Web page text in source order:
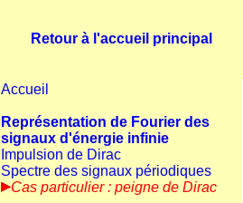
Retour à l'accueil principal
Accueil
Représentation de Fourier des
signaux d'énergie infinie
Impulsion de Dirac
Spectre des signaux périodiques
Cas particulier : peigne de Dirac